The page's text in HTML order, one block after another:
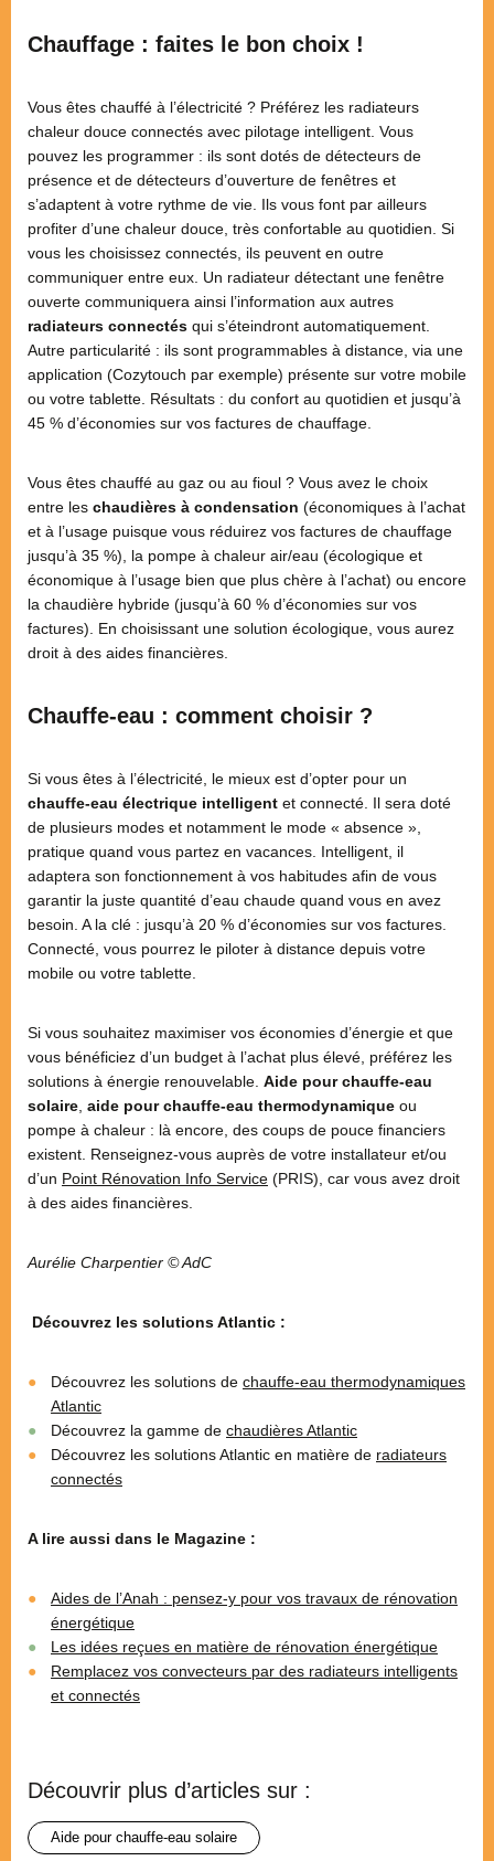
Chauffage : faites le bon choix !
Vous êtes chauffé à l’électricité ? Préférez les radiateurs
chaleur douce connectés avec pilotage intelligent. Vous
pouvez les programmer : ils sont dotés de détecteurs de
présence et de détecteurs d’ouverture de fenêtres et
s’adaptent à votre rythme de vie. Ils vous font par ailleurs
profiter d’une chaleur douce, très confortable au quotidien. Si
vous les choisissez connectés, ils peuvent en outre
communiquer entre eux. Un radiateur détectant une fenêtre
ouverte communiquera ainsi l’information aux autres
radiateurs connectés qui s’éteindront automatiquement.
Autre particularité : ils sont programmables à distance, via une
application (Cozytouch par exemple) présente sur votre mobile
ou votre tablette. Résultats : du confort au quotidien et jusqu’à
45 % d’économies sur vos factures de chauffage.
Vous êtes chauffé au gaz ou au fioul ? Vous avez le choix
entre les chaudières à condensation (économiques à l’achat
et à l’usage puisque vous réduirez vos factures de chauffage
jusqu’à 35 %), la pompe à chaleur air/eau (écologique et
économique à l’usage bien que plus chère à l’achat) ou encore
la chaudière hybride (jusqu’à 60 % d’économies sur vos
factures). En choisissant une solution écologique, vous aurez
droit à des aides financières.
Chauffe-eau : comment choisir ?
Si vous êtes à l’électricité, le mieux est d’opter pour un
chauffe-eau électrique intelligent et connecté. Il sera doté
de plusieurs modes et notamment le mode « absence »,
pratique quand vous partez en vacances. Intelligent, il
adaptera son fonctionnement à vos habitudes afin de vous
garantir la juste quantité d’eau chaude quand vous en avez
besoin. A la clé : jusqu’à 20 % d’économies sur vos factures.
Connecté, vous pourrez le piloter à distance depuis votre
mobile ou votre tablette.
Si vous souhaitez maximiser vos économies d’énergie et que
vous bénéficiez d’un budget à l’achat plus élevé, préférez les
solutions à énergie renouvelable. Aide pour chauffe-eau
solaire, aide pour chauffe-eau thermodynamique ou
pompe à chaleur : là encore, des coups de pouce financiers
existent. Renseignez-vous auprès de votre installateur et/ou
d’un Point Rénovation Info Service (PRIS), car vous avez droit
à des aides financières.
Aurélie Charpentier © AdC
Découvrez les solutions Atlantic :
Découvrez les solutions de chauffe-eau thermodynamiques
Atlantic
Découvrez la gamme de chaudières Atlantic
Découvrez les solutions Atlantic en matière de radiateurs
connectés
A lire aussi dans le Magazine :
Aides de l’Anah : pensez-y pour vos travaux de rénovation
énergétique
Les idées reçues en matière de rénovation énergétique
Remplacez vos convecteurs par des radiateurs intelligents
et connectés
Découvrir plus d’articles sur :
aide pour chauffe-eau solaire